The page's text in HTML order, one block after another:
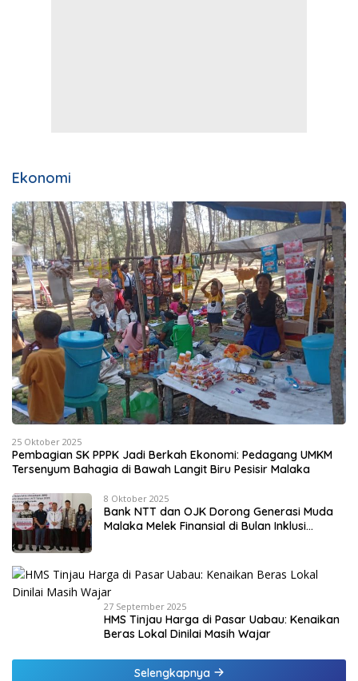
Ekonomi
25 Oktober 2025
Pembagian SK PPPK Jadi Berkah Ekonomi: Pedagang UMKM
Tersenyum Bahagia di Bawah Langit Biru Pesisir Malaka
8 Oktober 2025
Bank NTT dan OJK Dorong Generasi Muda
Malaka Melek Finansial di Bulan Inklusi
27 September 2025
HMS Tinjau Harga di Pasar Uabau: Kenaikan
Beras Lokal Dinilai Masih Wajar
Selengkapnya